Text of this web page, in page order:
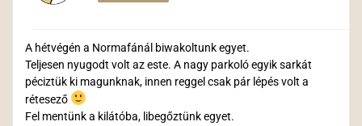
A hétvégén a Normafánál biwakoltunk egyet.
Teljesen nyugodt volt az este. A nagy parkoló egyik sarkát
péciztük ki magunknak, innen reggel csak pár lépés volt a
rétesező
Fel mentünk a kilátóba, libegőztünk egyet.